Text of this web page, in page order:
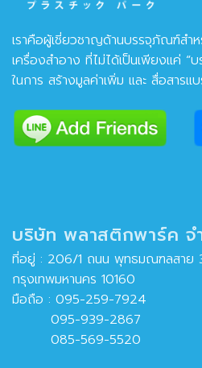
เราคือผู้เชี่ยวชาญด้านบรรจุภัณฑ์สำ
เครื่องสำอาง ที่ไม่ได้เป็นเพียงแค่ “
ในการ สร้างมูลค่าเพิ่ม และ สื่อสารแ
บริษัท พลาสติกพาร์ค จ
ที่อยู่ : 206/1 ถนน พุทธมณฑลสาย
กรุงเทพมหานคร 10160
มือถือ : 095-259-7924
095-939-2867
085-569-5520